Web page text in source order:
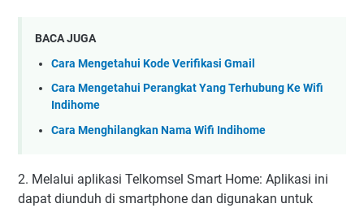
BACA JUGA
Cara Mengetahui Kode Verifikasi Gmail
Cara Mengetahui Perangkat Yang Terhubung Ke Wifi
Indihome
Cara Menghilangkan Nama Wifi Indihome
2. Melalui aplikasi Telkomsel Smart Home: Aplikasi ini
dapat diunduh di smartphone dan digunakan untuk